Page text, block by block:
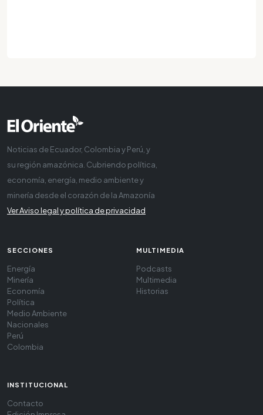
Noticias de Ecuador, Colombia y Perú, y
su región amazónica. Cubriendo política,
economía, energía, medio ambiente y
minería desde el corazón de la Amazonía
Ver Aviso legal y política de privacidad
SECCIONES
Energía
Minería
Economía
Política
Medio Ambiente
Nacionales
Perú
Colombia
MULTIMEDIA
Podcasts
Multimedia
Historias
INSTITUCIONAL
Contacto